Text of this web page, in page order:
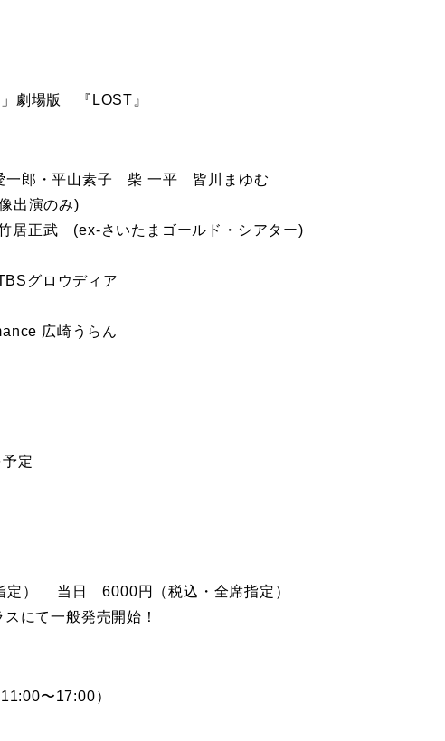
場版 『LOST』
・平山素子 柴 一平 皆川まゆむ
出演のみ)
正武 (ex-さいたまゴールド・シアター)
グロウディア
広崎うらん
定
定） 当日 6000円（税込・全席指定）
にて一般発売開始！
〜17:00）